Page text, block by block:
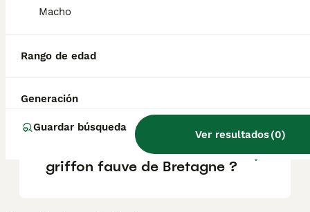
Macho
Rango de edad
Generación
Guardar búsqueda
Ver resultados(0)
¿Son fáciles de entrenar los
Basset fauve de bretagne?
Quel est le caractère du
griffon fauve de Bretagne ?